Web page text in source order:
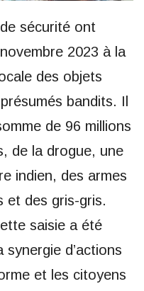
sécurité ont
2023 à la
des objets
bandits. Il
de 96 millions
de la drogue, une
indien, des armes
et des gris-gris.
saisie a été
d’actions
et les citoyens